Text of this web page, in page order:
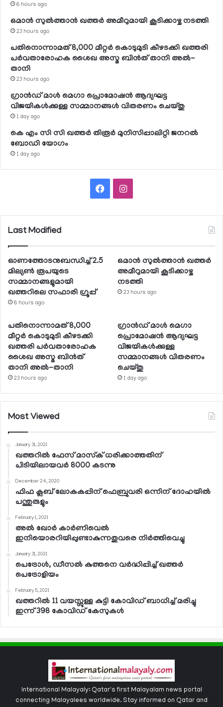
6 hours ago
ഒമാന്‍ സുല്‍ത്താന്‍ ഖത്തര്‍ അമീറുമായി കൂടിക്കാഴ്ച നടത്തി
23 hours ago
പതിനൊന്നാമത് 8,000 മീറ്റര്‍ കൊടുമുടി കീഴടക്കി ഖത്തരി
പര്‍വതാരോഹക ശൈഖ അസ്മ ബിന്‍ത് താനി അല്‍-
താനി
23 hours ago
ഗ്രാന്‍ഡ് മാള്‍ മെഗാ പ്രൊമോഷന്‍ ആദ്യഘട്ട
വിജയികള്‍ക്കുള്ള സമ്മാനങ്ങള്‍ വിതരണം ചെയ്തു
1 day ago
കെ എം സി സി ഖത്തര്‍ തിരൂര്‍ മുനിസിപ്പാലിറ്റി ജനറല്‍
ബോഡി യോഗം
1 day ago
FacebookInstagram
Last Modified
ഓണത്തോടനുബന്ധിച്ച് 2.5
മില്യണ്‍ രൂപയുടെ
സമ്മാനങ്ങളുമായി
ഖത്തറിലെ സഫാരി ഗ്രൂപ്പ്
6 hours ago
ഒമാന്‍ സുല്‍ത്താന്‍ ഖത്തര്‍
അമീറുമായി കൂടിക്കാഴ്ച
നടത്തി
23 hours ago
പതിനൊന്നാമത് 8,000
മീറ്റര്‍ കൊടുമുടി കീഴടക്കി
ഖത്തരി പര്‍വതാരോഹക
ശൈഖ അസ്മ ബിന്‍ത്
താനി അല്‍-താനി
23 hours ago
ഗ്രാന്‍ഡ് മാള്‍ മെഗാ
പ്രൊമോഷന്‍ ആദ്യഘട്ട
വിജയികള്‍ക്കുള്ള
സമ്മാനങ്ങള്‍ വിതരണം
ചെയ്തു
1 day ago
Most Viewed
January 31, 2021
ഖത്തറില്‍ ഫേസ് മാസ്‌ക് ധരിക്കാത്തതിന്
പിടിയിലായവര്‍ 8000 കടന്നു
December 24, 2020
ഫിഫ ക്ലബ് ലോകകപ്പിന് ഫെബ്രുവരി ഒന്നിന് ദോഹയില്‍
പന്തുരുളും
February 1, 2021
അല്‍ ഖോര്‍ കാര്‍ണിവെല്‍
ഇനിയൊരറിയിപ്പുണ്ടാകുന്നതുവരെ നിര്‍ത്തിവെച്ചു
January 31, 2021
പെട്രോള്‍, ഡീസല്‍ കുത്തനെ വര്‍ദ്ധിപ്പിച്ച് ഖത്തര്‍
പെട്രോളിയം
February 5, 2021
ഖത്തറില്‍ 11 വയസ്സുള്ള കുട്ടി കോവിഡ് ബാധിച്ച് മരിച്ചു
ഇന്ന് 398 കോവിഡ് കേസുകള്‍
International Malayaly: Qatar's first Malayalam news portal
connecting Malayalees worldwide. Stay informed on Qatar and